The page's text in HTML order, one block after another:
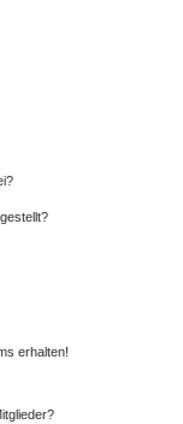
erhalten!